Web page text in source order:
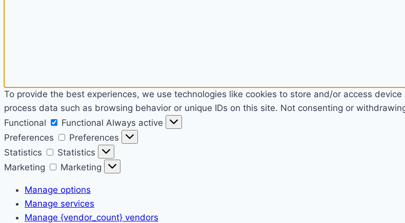
To provide the best experiences, we use technologies like cookies to store and/or access
process data such as browsing behavior or unique IDs on this site. Not consenting or
Functional
Functional Always active
Preferences
Preferences
Statistics
Statistics
Marketing
Marketing
Manage options
Manage services
Manage {vendor_count} vendors